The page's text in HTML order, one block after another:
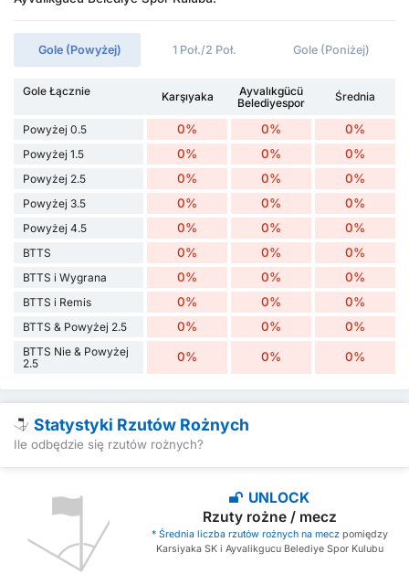
Gole (Powyżej) 1 Poł./2 Poł. Gole (Poniżej)
Gole Łącznie Karşıyaka
Ayvalıkgücü
Belediyespor
Średnia
Powyżej 0.5 0% 0% 0%
Powyżej 1.5 0% 0% 0%
Powyżej 2.5 0% 0% 0%
Powyżej 3.5 0% 0% 0%
Powyżej 4.5 0% 0% 0%
BTTS 0% 0% 0%
BTTS i Wygrana 0% 0% 0%
BTTS i Remis 0% 0% 0%
BTTS & Powyżej 2.5 0% 0% 0%
BTTS Nie & Powyżej
2.5
0% 0% 0%
Statystyki Rzutów Rożnych
Ile odbędzie się rzutów rożnych?
UNLOCK
Rzuty rożne / mecz
* Średnia liczba rzutów rożnych na meczpomiędzy
Karsiyaka SK i Ayvalikgucu Belediye Spor Kulubu